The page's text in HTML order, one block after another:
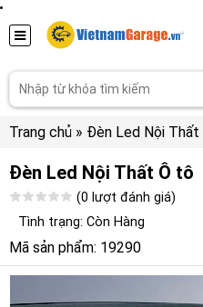
Trang chủ » Đèn Led Nội Thất
Đèn Led Nội Thất Ô tô
(0 lượt đánh giá)
Tình trạng: Còn Hàng
Mã sản phẩm: 19290